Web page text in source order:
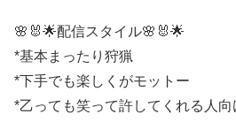
🌸🐰🌟配信スタイル🌸🐰🌟
*基本まったり狩猟
*下手でも楽しくがモットー
*乙っても笑って許してくれる人向